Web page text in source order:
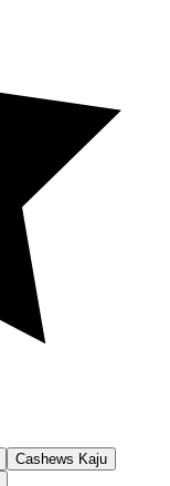
Cashews Kaju